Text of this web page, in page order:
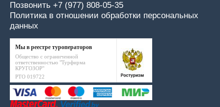
Позвонить +7 (977) 808-05-35
Политика в отношении обработки персональных
данных
Мы в реестре туроператоров
Общество с ограниченной
ответственностью "Турфирма
КРУГОЗОР"
РТО 019722